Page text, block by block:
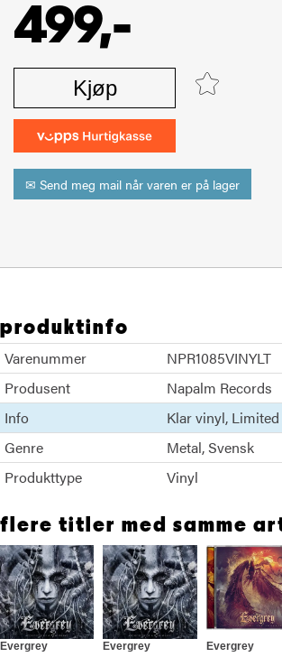
499,-
Kjøp
✉ Send meg mail når varen er på lager
produktinfo
Varenummer
NPR1085VINYLT
Produsent
Napalm Records
Info
Klar vinyl
Genre
Metal Svensk
Produkttype
Vinyl
flere titler med samme
Evergrey
Evergrey
Evergrey